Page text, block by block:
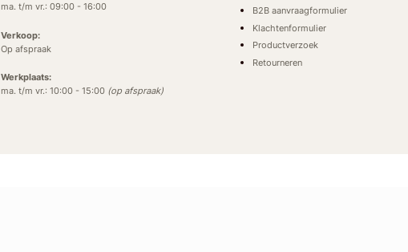
ma. t/m vr.: 09:00 - 16:00
Verkoop:
Op afspraak
Werkplaats:
ma. t/m vr.: 10:00 - 15:00 (op afspraak)
B2B aanvraagformulier
Klachtenformulier
Productverzoek
Retourneren